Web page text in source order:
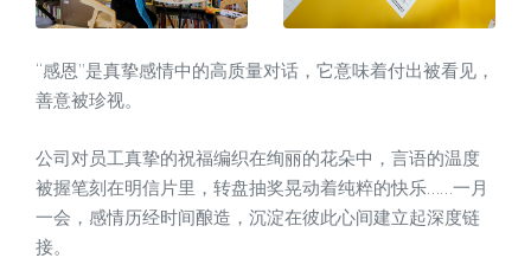
“感恩”是真挚感情中的高质量对话，它意味着付出被看见，
善意被珍视。
公司对员工真挚的祝福编织在绚丽的花朵中，言语的温度
被握笔刻在明信片里，转盘抽奖晃动着纯粹的快乐……一月
一会，感情历经时间酿造，沉淀在彼此心间建立起深度链
接。